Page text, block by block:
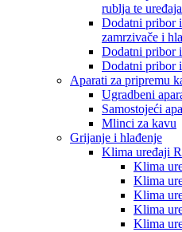
rublja te
Dodatni pribor
zamrzivače i
Dodatni pribor i
Dodatni pribor
Aparati za pripremu
Ugradbeni
Samostojeći
Mlinci za kavu
Grijanje i hlađenje
Klima uređaji
Klima
Klima
Klima
Klima
Klima